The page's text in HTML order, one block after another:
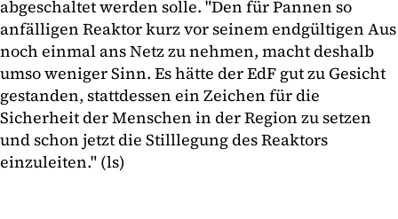
abgeschaltet werden solle. "Den für Pannen so
anfälligen Reaktor kurz vor seinem endgültigen Aus
noch einmal ans Netz zu nehmen, macht deshalb
umso weniger Sinn. Es hätte der EdF gut zu Gesicht
gestanden, stattdessen ein Zeichen für die
Sicherheit der Menschen in der Region zu setzen
und schon jetzt die Stilllegung des Reaktors
einzuleiten." (ls)